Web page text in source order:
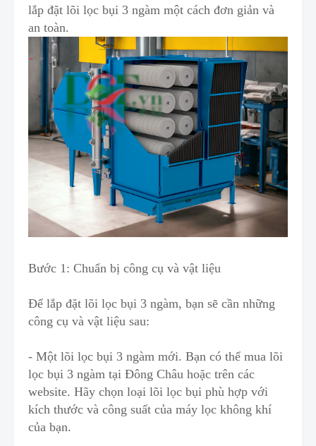
lắp đặt lõi lọc bụi 3 ngàm một cách đơn giản và
an toàn.
Bước 1: Chuẩn bị công cụ và vật liệu
Để lắp đặt lõi lọc bụi 3 ngàm, bạn sẽ cần những
công cụ và vật liệu sau:
- Một lõi lọc bụi 3 ngàm mới. Bạn có thể mua lõi
lọc bụi 3 ngàm tại Đông Châu hoặc trên các
website. Hãy chọn loại lõi lọc bụi phù hợp với
kích thước và công suất của máy lọc không khí
của bạn.